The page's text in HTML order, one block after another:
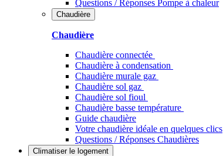
Questions / Réponses Pompe à chaleur
Chaudière
Chaudière
Chaudière connectée
Chaudière à condensation
Chaudière murale gaz
Chaudière sol gaz
Chaudière sol fioul
Chaudière basse température
Guide chaudière
Votre chaudière idéale en quelques clics
Questions / Réponses Chaudières
Climatiser le logement